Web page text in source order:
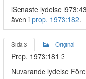
lSenaste lydelse
även i prop. 1973:182.
Sida 3 Original
Prop. 1973:181 3
Nuvarande lydelse